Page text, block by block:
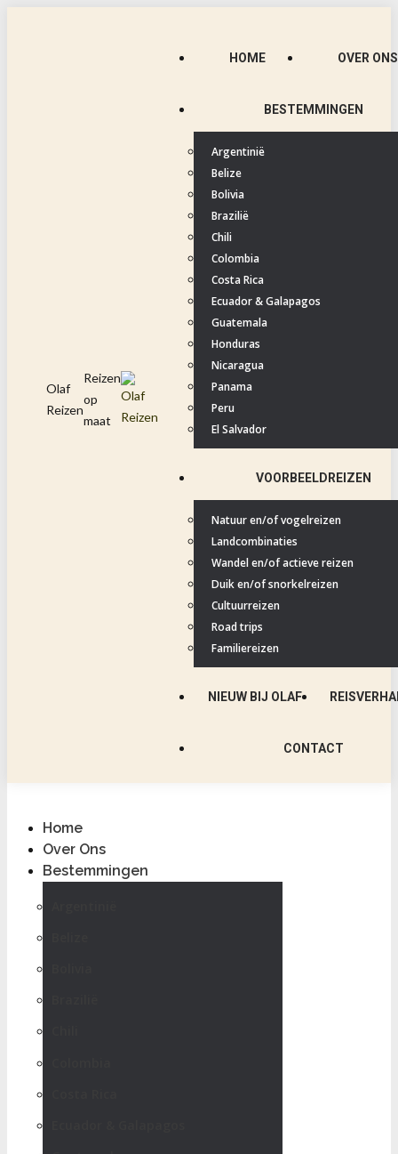
Olaf
Reizen
Reizen
op
maat
HOME OVER ONS
BESTEMMINGEN
Argentinië
Belize
Bolivia
Brazilië
Chili
Colombia
Costa Rica
Ecuador & Galapagos
Guatemala
Honduras
Nicaragua
Panama
Peru
El Salvador
VOORBEELDREIZEN
Natuur en/of vogelreizen
Landcombinaties
Wandel en/of actieve reizen
Duik en/of snorkelreizen
Cultuurreizen
Road trips
Familiereizen
NIEUW BIJ OLAF
CONTACT
Home
Over Ons
Bestemmingen